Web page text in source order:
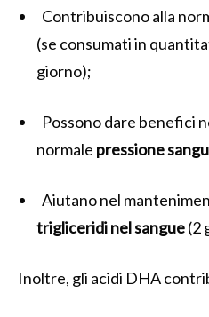
Contribuiscono alla
(se consumati in
giorno);
Possono dare benefici
normale pressione
Aiutano nel
trigliceridi nel sangue(2
Inoltre, gli acidi DHA